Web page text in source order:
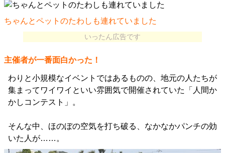
ちゃんとペットのたわしも連れていました
いったん広告です
主催者が一番面白かった！
わりと小規模なイベントではあるものの、地元の人たちが
集まってワイワイといい雰囲気で開催されていた「人間か
かしコンテスト」。
そんな中、ほのぼの空気を打ち破る、なかなかパンチの効
いた人が……。